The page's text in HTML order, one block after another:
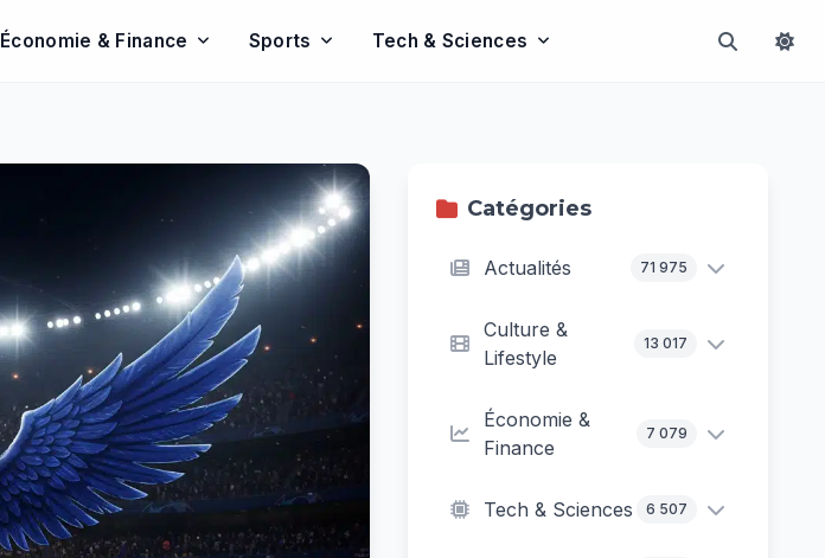
Économie & Finance Sports Tech & Sciences
Catégories
Actualités 71 975
Culture &
Lifestyle
13 017
Économie &
Finance
7 079
Tech & Sciences 6 507